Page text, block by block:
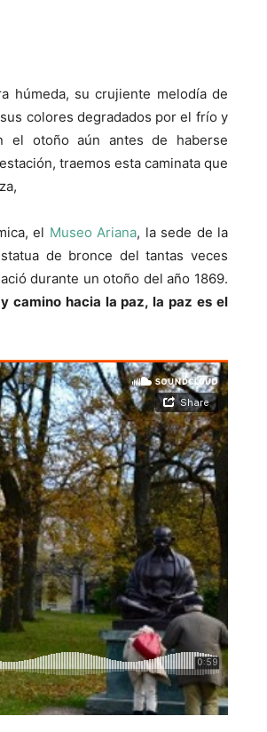
húmeda, su crujiente melodía de
colores degradados por el frío y
el otoño aún antes de haberse
traemos esta caminata que
el Museo Ariana, la sede de la
de bronce del tantas veces
durante un otoño del año 1869.
camino hacia la paz, la paz es el